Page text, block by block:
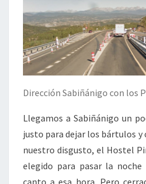
Dirección Sabiñánigo con los
Llegamos a Sabiñánigo un
justo para dejar los bártulos y
nuestro disgusto, el Hostel
elegido para pasar la
canto a esa hora. Pero